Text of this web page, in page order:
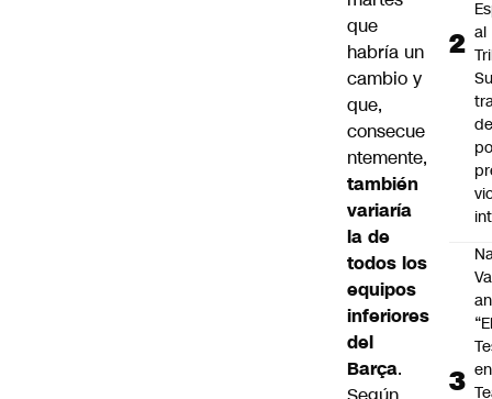
que
habría un
cambio y
que,
consecue
ntemente,
también
variaría
la de
todos los
equipos
inferiores
del
Barça.
al
“El
en